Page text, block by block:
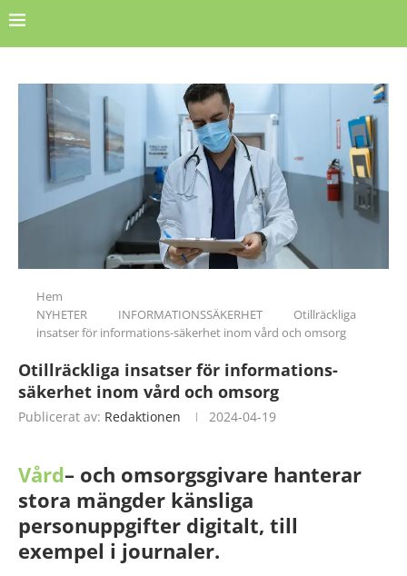
Hem
NYHETER
INFORMATIONSSÄKERHET
Otillräckliga
insatser för informations-säkerhet inom vård och omsorg
Otillräckliga insatser för informations-
säkerhet inom vård och omsorg
Publicerat av: Redaktionen 2024-04-19
Vård– och omsorgsgivare hanterar
stora mängder känsliga
personuppgifter digitalt, till
exempel i journaler.